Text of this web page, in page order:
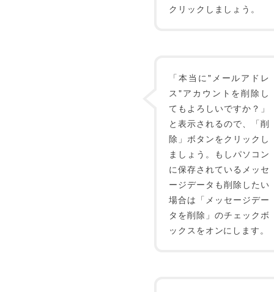
クリックしましょう。
「本当に"メールアドレ
ス"アカウントを削除し
てもよろしいですか？」
と表示されるので、「削
除」ボタンをクリックし
ましょう。もしパソコン
に保存されているメッセ
ージデータも削除したい
場合は「メッセージデー
タを削除」のチェックボ
ックスをオンにします。